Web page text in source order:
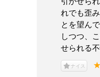
れでも歪
とを望ん
しつつ、
せられる
ナイス